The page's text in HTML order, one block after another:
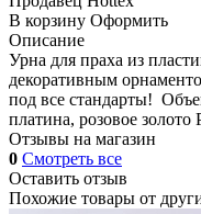
В корзину Оформить
Описание
Урна для праха из
декоративным
под все стандарты!
платина, розовое
Отзывы на магазин
0 Смотреть все
Оставить отзыв
Похожие товары от